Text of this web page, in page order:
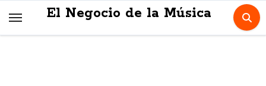
El Negocio de la Música